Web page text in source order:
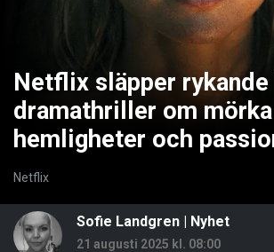
Netflix släpper
dramathriller om mörka
hemligheter och
Netflix
Sofie Landgren | Nyhet
21 augusti 2025 kl. 08:00